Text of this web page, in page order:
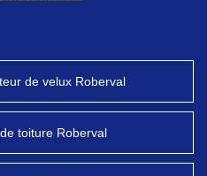
de velux Roberval
toiture Roberval